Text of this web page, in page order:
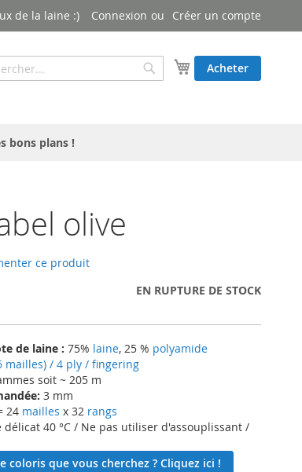
de la laine :) Connexion Créer un compte
Mon panier
Acheter
Rechercher
bons plans !
olive
ce produit
EN RUPTURE DE STOCK
de laine : 75% laine, 25 % polyamide
mailles) / 4 ply / fingering
soit ~ 205 m
3 mm
24 mailles x 32 rangs
délicat 40 °C / Ne pas utiliser d'assouplissant /
coloris que vous cherchez ? Cliquez ici !